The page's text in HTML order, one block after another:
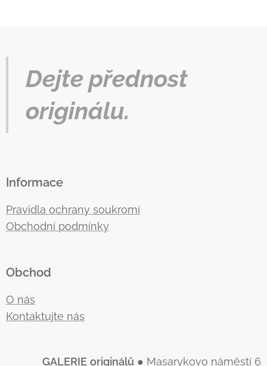
Dejte přednost
originálu.
Informace
Pravidla ochrany soukromí
Obchodní podmínky
Obchod
O nás
Kontaktujte nás
GALERIE originálů ● Masarykovo náměstí 6